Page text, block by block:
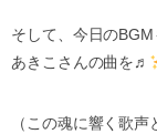
そして、今日のBGM
あきこさんの曲を♬
（この魂に響く歌